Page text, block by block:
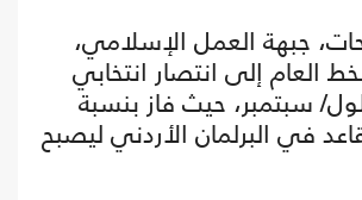
جبهة العمل الإسلامي،
العام إلى انتصار انتخابي
سبتمبر، حيث فاز بنسبة
في البرلمان الأردني ليصبح